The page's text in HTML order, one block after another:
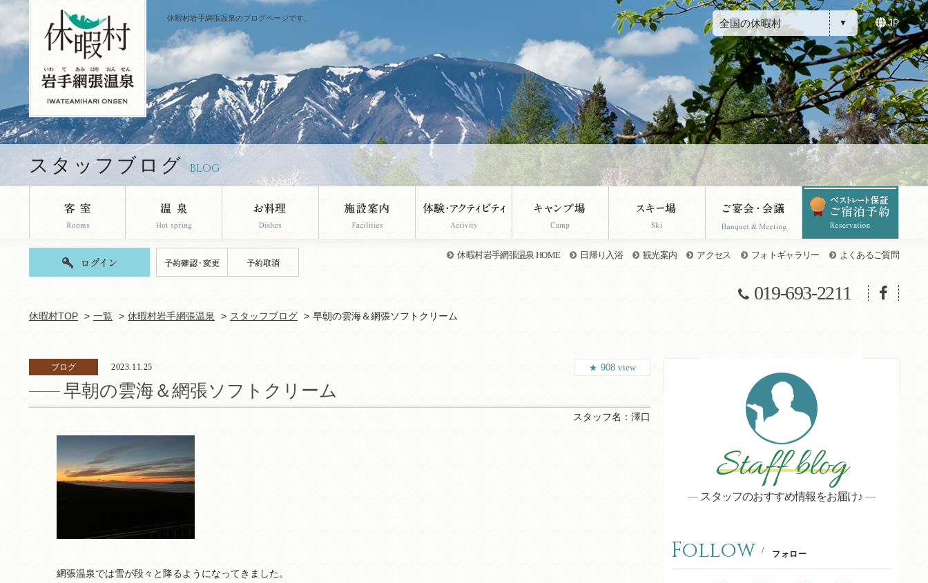
休暇村岩手網張温泉のブログページです。 全国の休暇村 JP
スタッフブログ BLOG
休暇村岩手網張温泉 HOME 日帰り入浴 観光案内 アクセス フォトギャラリー よくあるご質問
019-693-2211
休暇村TOP 一覧 休暇村岩手網張温泉 スタッフブログ 早朝の雲海＆網張ソフトクリーム
ブログ 2023.11.25
早朝の雲海＆網張ソフトクリーム
908 view
スタッフ名： 澤口
網張温泉では雪が段々と降るようになってきました。
Staff blog
スタッフのおすすめ情報をお届け♪
Follow フォロー